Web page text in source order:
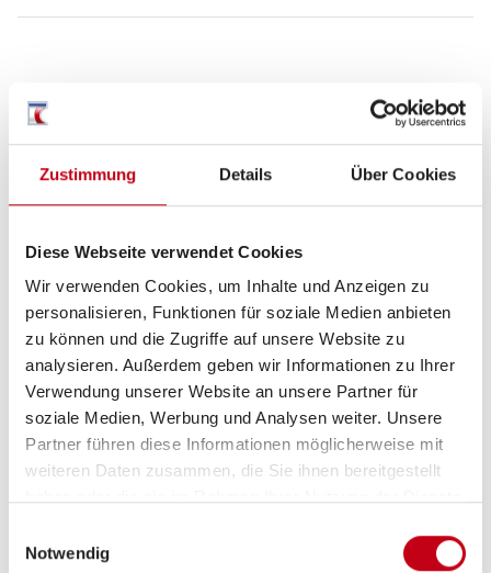
Zustimmung Details Über Cookies
Diese Webseite verwendet Cookies
Wir verwenden Cookies, um Inhalte und Anzeigen zu
personalisieren, Funktionen für soziale Medien anbieten
zu können und die Zugriffe auf unsere Website zu
analysieren. Außerdem geben wir Informationen zu Ihrer
Verwendung unserer Website an unsere Partner für
soziale Medien, Werbung und Analysen weiter. Unsere
Partner führen diese Informationen möglicherweise mit
weiteren Daten zusammen, die Sie ihnen bereitgestellt
Notwendig
Grundrissbeschreibung
Doppel-/franz. Bett ab 2 Schlafplätze
Schlafplätze 2
Anzahl der Sitze mit Gurt 4
Sitzgruppe Mittelsitzgruppe
Infrastruktur Küche, WC